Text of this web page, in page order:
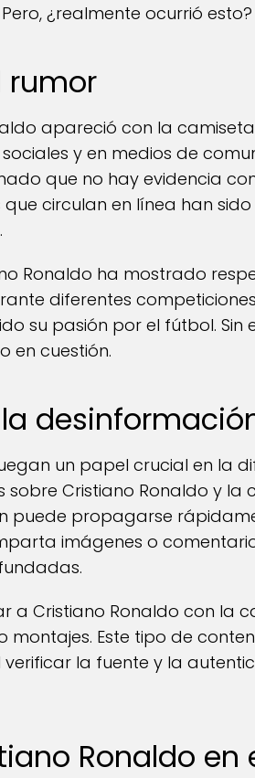
¿realmente ocurrió esto?
rumor
apareció con la
y en medios de
que no hay evidencia
circulan en línea han
Ronaldo ha mostrado
diferentes
su pasión por el fútbol. Sin
en cuestión.
un papel crucial en la
Cristiano Ronaldo y la
puede propagarse
imágenes o
Cristiano Ronaldo con la
Este tipo de
la fuente y la
Ronaldo